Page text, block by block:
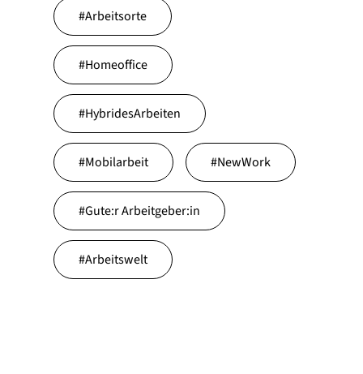
#Arbeitsorte
#Homeoffice
#HybridesArbeiten
#Mobilarbeit #NewWork
#Gute:r Arbeitgeber:in
#Arbeitswelt